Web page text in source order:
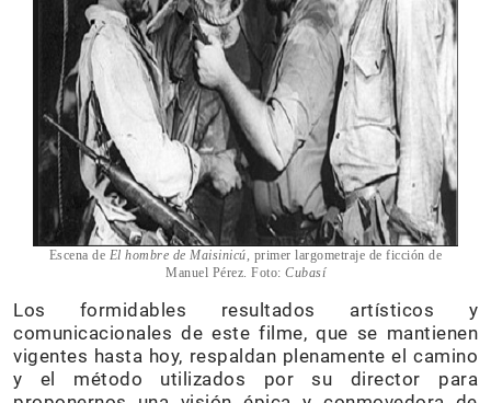
Escena de El hombre de Maisinicú, primer largometraje de ficción de
Manuel Pérez. Foto: Cubasí
Los formidables resultados artísticos y
comunicacionales de este filme, que se mantienen
vigentes hasta hoy, respaldan plenamente el camino
y el método utilizados por su director para